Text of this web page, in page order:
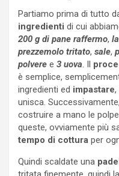
Partiamo prima di tutto
ingredienti di cui
200 g di pane raffermo,
prezzemolo tritato, sale,
polvere e 3 uova. Il
è semplice,
ingredienti ed impastare,
unisca.
costruire a mano le
queste, ovviamente più
tempo di cottura per
Quindi scaldate una